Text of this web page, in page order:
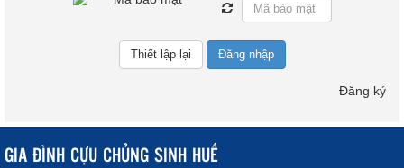
Đăng nhập
Đăng ký
GIA ĐÌNH CỰU CHỦNG SINH HUẾ